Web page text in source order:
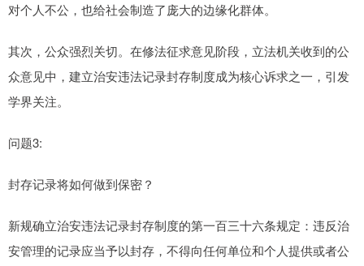
对个人不公，也给社会制造了庞大的边缘化群体。
其次，公众强烈关切。在修法征求意见阶段，立法机关收到的公
众意见中，建立治安违法记录封存制度成为核心诉求之一，引发
学界关注。
问题3:
封存记录将如何做到保密？
新规确立治安违法记录封存制度的第一百三十六条规定：违反治
安管理的记录应当予以封存，不得向任何单位和个人提供或者公